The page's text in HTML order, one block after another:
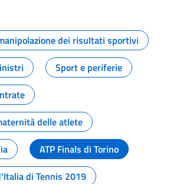
dei risultati sportivi
Sport e periferie
delle atlete
ATP Finals di Torino
di Tennis 2019